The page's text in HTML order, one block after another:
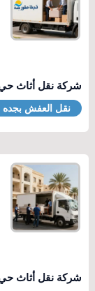
شركة نقل أثاث حي
نقل العفش بجده
شركة نقل أثاث حي